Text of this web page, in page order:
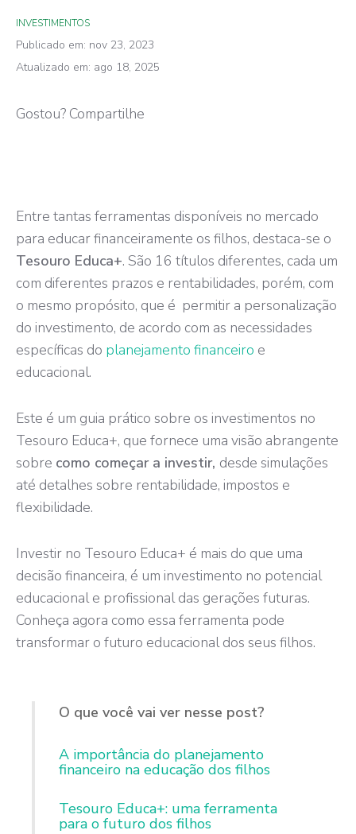
INVESTIMENTOS
Publicado em: nov 23, 2023
Atualizado em: ago 18, 2025
Gostou? Compartilhe
Entre tantas ferramentas disponíveis no mercado
para educar financeiramente os filhos, destaca-se o
Tesouro Educa+. São 16 títulos diferentes, cada um
com diferentes prazos e rentabilidades, porém, com
o mesmo propósito, que é permitir a personalização
do investimento, de acordo com as necessidades
específicas do planejamento financeiro e
educacional.
Este é um guia prático sobre os investimentos no
Tesouro Educa+, que fornece uma visão abrangente
sobre como começar a investir, desde simulações
até detalhes sobre rentabilidade, impostos e
flexibilidade.
Investir no Tesouro Educa+ é mais do que uma
decisão financeira, é um investimento no potencial
educacional e profissional das gerações futuras.
Conheça agora como essa ferramenta pode
transformar o futuro educacional dos seus filhos.
O que você vai ver nesse post?
A importância do planejamento
financeiro na educação dos filhos
Tesouro Educa+: uma ferramenta
para o futuro dos filhos